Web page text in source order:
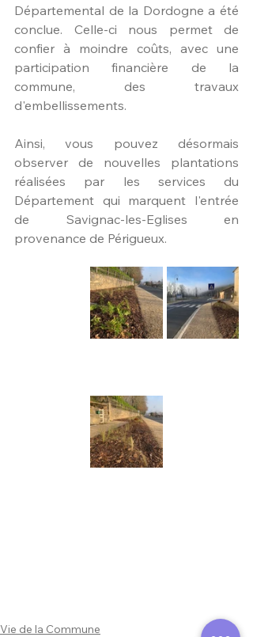
Départemental de la Dordogne a été
conclue. Celle-ci nous permet de
confier à moindre coûts, avec une
participation financière de la
commune, des travaux
d'embellissements.
Ainsi, vous pouvez désormais
observer de nouvelles plantations
réalisées par les services du
Département qui marquent l'entrée
de Savignac-les-Eglises en
provenance de Périgueux.
Vie de la Commune